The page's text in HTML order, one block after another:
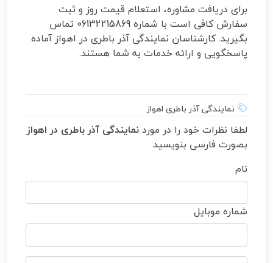
برای دریافت مشاوره، استعلام قیمت روز و ثبت
سفارش کافی است با شماره 06132215869 تماس
بگیرید. کارشناسان نمایندگی آذر باطری در اهواز آماده
پاسخگویی و ارائه خدمات به شما هستند.
نمایندگی آذر باطری اهواز
لطفا نظرات خود را در موردنمایندگی آذر باطری در اهواز
بصورت فارسی بنویسید
نام
شماره موبایل